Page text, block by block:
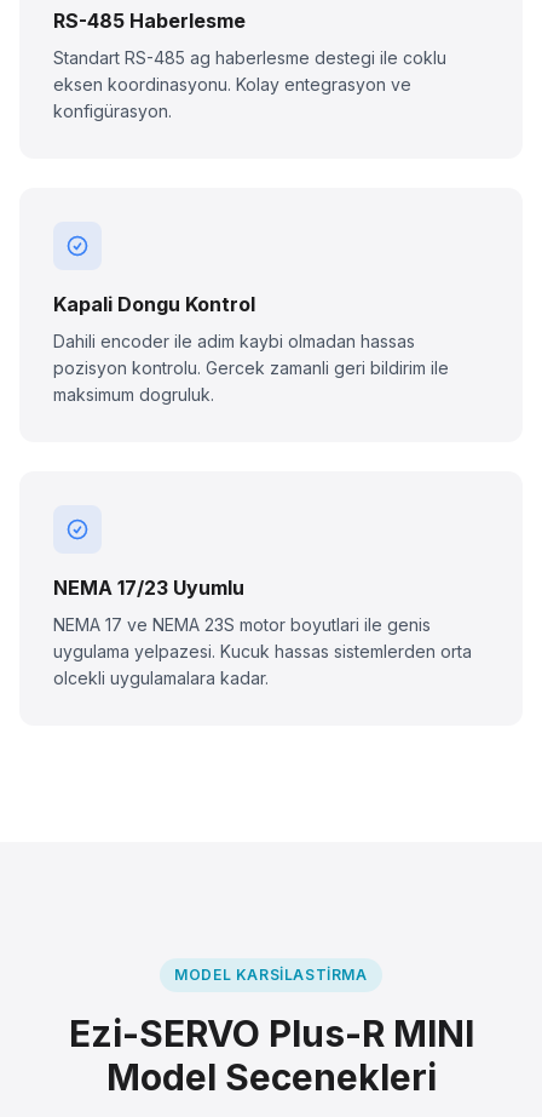
RS-485 Haberlesme
Standart RS-485 ag haberlesme destegi ile coklu
eksen koordinasyonu. Kolay entegrasyon ve
konfigürasyon.
Kapali Dongu Kontrol
Dahili encoder ile adim kaybi olmadan hassas
pozisyon kontrolu. Gercek zamanli geri bildirim ile
maksimum dogruluk.
NEMA 17/23 Uyumlu
NEMA 17 ve NEMA 23S motor boyutlari ile genis
uygulama yelpazesi. Kucuk hassas sistemlerden orta
olcekli uygulamalara kadar.
MODEL KARSILASTIRMA
Ezi-SERVO Plus-R MINI
Model Secenekleri